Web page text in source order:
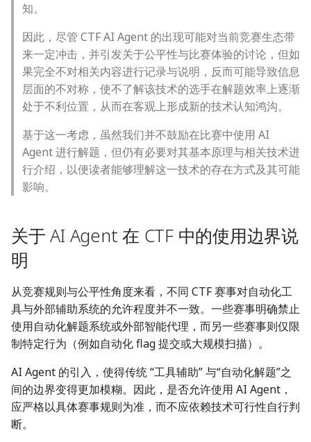
知。
因此，尽管 CTF AI Agent 的出现可能对当前竞赛生态带
来一定冲击，并引发关于公平性与比赛体验的讨论，但如
果完全不对相关内容进行记录与说明，反而可能导致信息
层面的不对称，使不了解该技术的选手在解题效率上逐渐
处于不利位置，从而在客观上形成新的技术认知鸿沟。
基于这一考虑，虽然我们并不鼓励在比赛中使用 AI
Agent 进行解题，但仍有必要对其基本原理与相关技术进
行介绍，以便读者能够理解这一技术的存在方式及其可能
影响。
关于 AI Agent 在 CTF 中的使用边界说
明
从竞赛规则与公平性角度来看，不同 CTF 赛事对自动化工
具与外部辅助系统的允许程度并不一致。一些赛事明确禁止
使用自动化解题系统或外部智能代理，而另一些赛事则仅限
制特定行为（例如自动化 flag 提交或大规模扫描）。
AI Agent 的引入，使得传统 “工具辅助” 与“自动化解题”之
间的边界变得更加模糊。因此，是否允许使用 AI Agent，
应严格以具体赛事规则为准，而不应依赖技术可行性自行判
断。